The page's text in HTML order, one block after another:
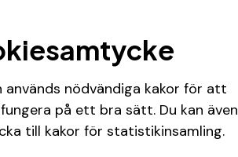
Har spelandet
eller
används nödvändiga kakor för att
på ett bra sätt. Du kan även
till kakor för statistikinsamling.